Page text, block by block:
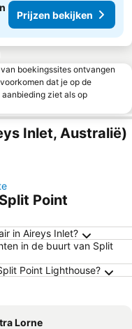
Prijzen bekijken
boekingssites ontvangen
dat je op de
ziet als op
Inlet, Australië)
Point
in Aireys Inlet?
in de buurt van Split
Point Lighthouse?
Lorne